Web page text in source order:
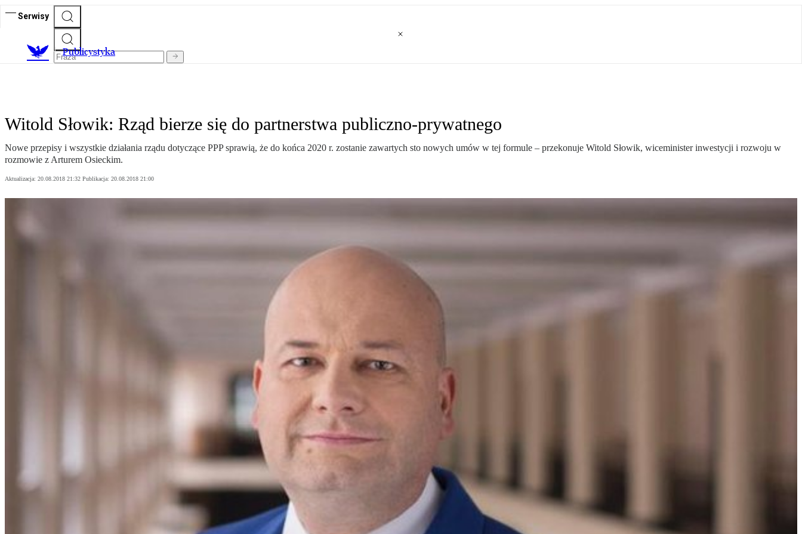
Serwisy
Publicystyka
Witold Słowik: Rząd bierze się do partnerstwa publiczno-prywatnego
Nowe przepisy i wszystkie działania rządu dotyczące PPP sprawią, że do końca 2020 r. zostanie zawartych sto nowych umów w tej formule – przekonuje Witold Słowik, wiceminister inwestycji i rozwoju w
rozmowie z Arturem Osieckim.
Aktualizacja: 20.08.2018 21:32 Publikacja: 20.08.2018 21:00